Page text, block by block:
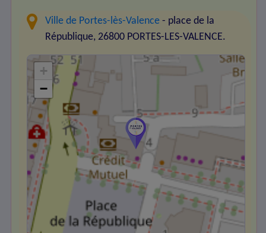
Ville de Portes-lès-Valence - place de la
République, 26800 PORTES-LES-VALENCE.
+
−